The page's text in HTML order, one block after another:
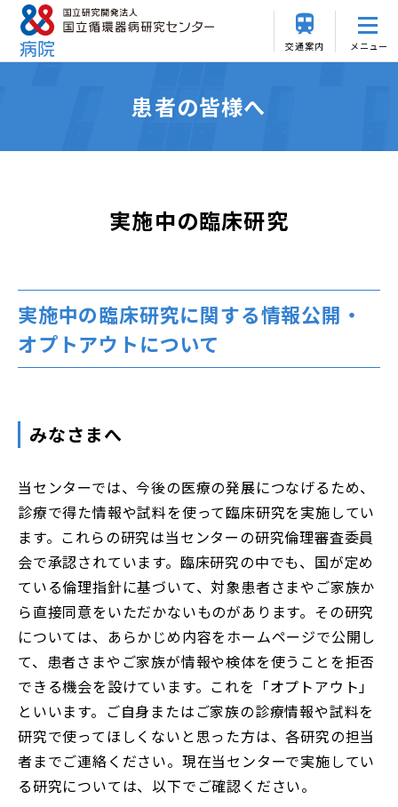
交通案内 メニュー
患者の皆様へ
実施中の臨床研究
実施中の臨床研究に関する情報公開・
オプトアウトについて
みなさまへ
当センターでは、今後の医療の発展につなげるため、
診療で得た情報や試料を使って臨床研究を実施してい
ます。これらの研究は当センターの研究倫理審査委員
会で承認されています。臨床研究の中でも、国が定め
ている倫理指針に基づいて、対象患者さまやご家族か
ら直接同意をいただかないものがあります。その研究
については、あらかじめ内容をホームページで公開し
て、患者さまやご家族が情報や検体を使うことを拒否
できる機会を設けています。これを「オプトアウト」
といいます。ご自身またはご家族の診療情報や試料を
研究で使ってほしくないと思った方は、各研究の担当
者までご連絡ください。現在当センターで実施してい
る研究については、以下でご確認ください。